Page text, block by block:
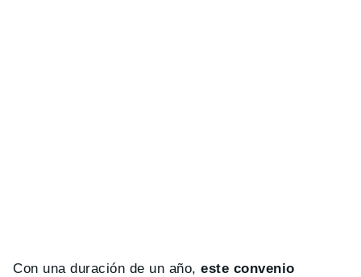
Con una duración de un año,este convenio